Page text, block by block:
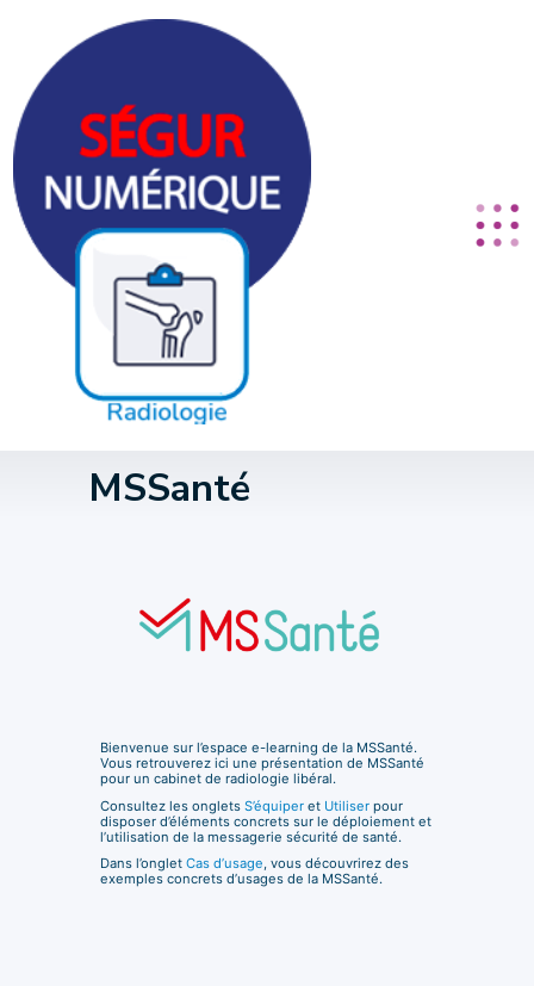
MSSanté
Bienvenue sur l’espace e-learning de la MSSanté.
Vous retrouverez ici une présentation de MSSanté
pour un cabinet de radiologie libéral.
Consultez les onglets S’équiper et Utiliser pour
disposer d’éléments concrets sur le déploiement et
l’utilisation de la messagerie sécurité de santé.
Dans l’onglet Cas d’usage, vous découvrirez des
exemples concrets d’usages de la MSSanté.